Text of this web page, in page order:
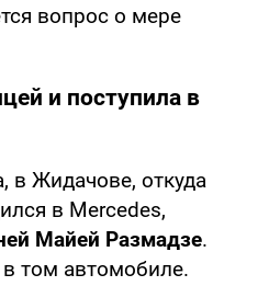
вопрос о мере
и поступила в
в Жидачове, откуда
в Mercedes,
Майей Размадзе.
том автомобиле.